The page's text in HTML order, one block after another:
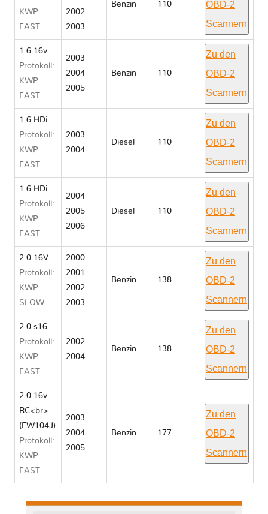
KWP
FAST
2002
2003
Benzin 110
OBD-2
Scannern
1.6 16v
Protokoll:
KWP
FAST
2003
2004
2005
Benzin 110
Zu den
OBD-2
Scannern
1.6 HDi
Protokoll:
KWP
FAST
2003
2004
Diesel 110
Zu den
OBD-2
Scannern
1.6 HDi
Protokoll:
KWP
FAST
2004
2005
2006
Diesel 110
Zu den
OBD-2
Scannern
2.0 16V
Protokoll:
KWP
SLOW
2000
2001
2002
2003
Benzin 138
Zu den
OBD-2
Scannern
2.0 s16
Protokoll:
KWP
FAST
2002
2004
Benzin 138
Zu den
OBD-2
Scannern
2.0 16v
RC<br>
(EW104J)
Protokoll:
KWP
FAST
2003
2004
2005
Benzin 177
Zu den
OBD-2
Scannern